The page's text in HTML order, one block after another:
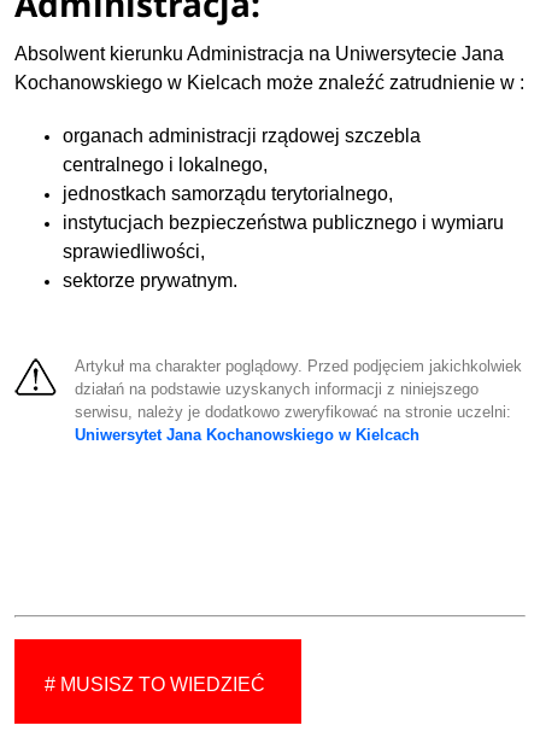
Absolwent kierunku Administracja na Uniwersytecie Jana
Kochanowskiego w Kielcach może znaleźć zatrudnienie w :
organach administracji rządowej szczebla
centralnego i lokalnego,
jednostkach samorządu terytorialnego,
instytucjach bezpieczeństwa publicznego i wymiaru
sprawiedliwości,
sektorze prywatnym.
Artykuł ma charakter poglądowy. Przed podjęciem jakichkolwiek
działań na podstawie uzyskanych informacji z niniejszego
serwisu, należy je dodatkowo zweryfikować na stronie uczelni:
Uniwersytet Jana Kochanowskiego w Kielcach
# MUSISZ TO WIEDZIEĆ